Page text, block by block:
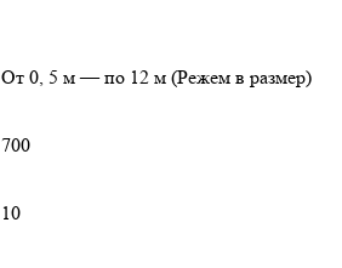
От 0, 5 м — по 12 м (Режем в размер)
700
10